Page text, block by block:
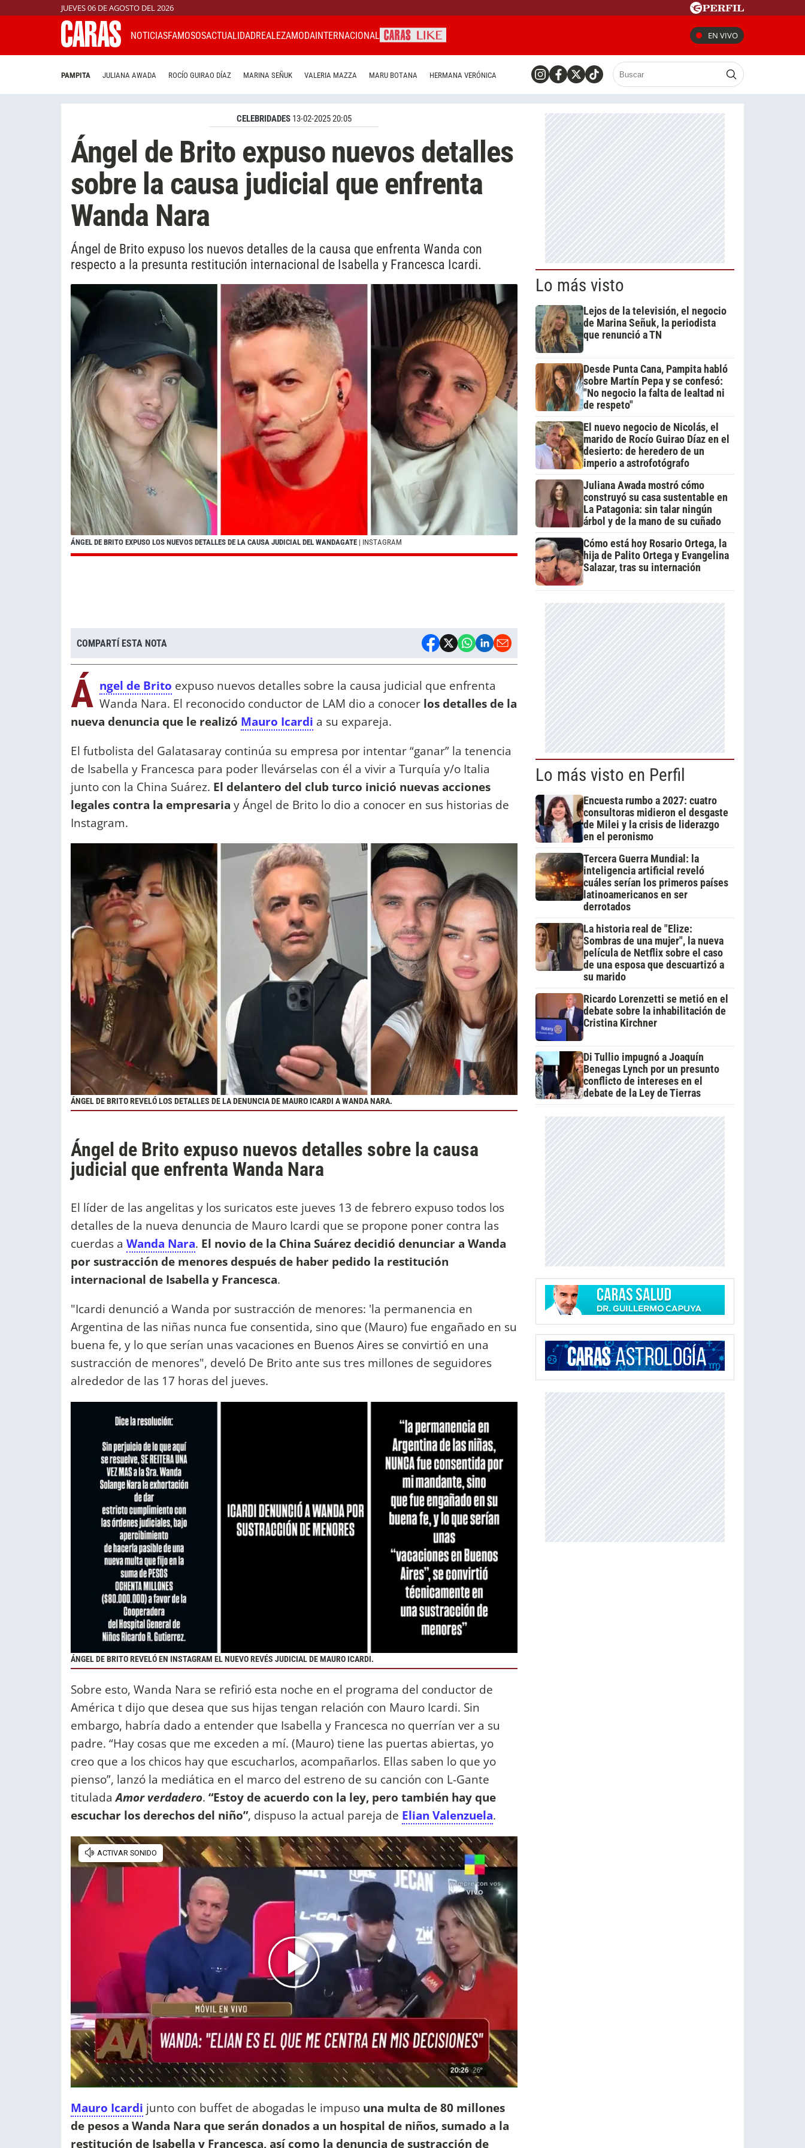
JUEVES 06 DE AGOSTO DEL 2026
NOTICIASFAMOSOSACTUALIDADREALEZAMODAINTERNACIONAL EN VIVO
PAMPITA JULIANA AWADA ROCÍO GUIRAO DÍAZ MARINA SEÑUK VALERIA MAZZA MARU BOTANA HERMANA VERÓNICA
CELEBRIDADES 13-02-2025 20:05
Ángel de Brito expuso nuevos detalles
sobre la causa judicial que enfrenta
Wanda Nara
Ángel de Brito expuso los nuevos detalles de la causa que enfrenta Wanda con
respecto a la presunta restitución internacional de Isabella y Francesca Icardi.
ÁNGEL DE BRITO EXPUSO LOS NUEVOS DETALLES DE LA CAUSA JUDICIAL DEL WANDAGATE | INSTAGRAM
COMPARTÍ ESTA NOTA
Á ngel de Brito expuso nuevos detalles sobre la causa judicial que enfrenta
Wanda Nara. El reconocido conductor de LAM dio a conocer los detalles de la
nueva denuncia que le realizó Mauro Icardi a su expareja.
El futbolista del Galatasaray continúa su empresa por intentar “ganar” la tenencia
de Isabella y Francesca para poder llevárselas con él a vivir a Turquía y/o Italia
junto con la China Suárez. El delantero del club turco inició nuevas acciones
legales contra la empresaria y Ángel de Brito lo dio a conocer en sus historias de
Instagram.
ÁNGEL DE BRITO REVELÓ LOS DETALLES DE LA DENUNCIA DE MAURO ICARDI A WANDA NARA.
Ángel de Brito expuso nuevos detalles sobre la causa
judicial que enfrenta Wanda Nara
El líder de las angelitas y los suricatos este jueves 13 de febrero expuso todos los
detalles de la nueva denuncia de Mauro Icardi que se propone poner contra las
cuerdas a Wanda Nara. El novio de la China Suárez decidió denunciar a Wanda
por sustracción de menores después de haber pedido la restitución
internacional de Isabella y Francesca.
"Icardi denunció a Wanda por sustracción de menores: 'la permanencia en
Argentina de las niñas nunca fue consentida, sino que (Mauro) fue engañado en su
buena fe, y lo que serían unas vacaciones en Buenos Aires se convirtió en una
sustracción de menores", develó De Brito ante sus tres millones de seguidores
alrededor de las 17 horas del jueves.
ÁNGEL DE BRITO REVELÓ EN INSTAGRAM EL NUEVO REVÉS JUDICIAL DE MAURO ICARDI.
Sobre esto, Wanda Nara se refirió esta noche en el programa del conductor de
América t dijo que desea que sus hijas tengan relación con Mauro Icardi. Sin
embargo, habría dado a entender que Isabella y Francesca no querrían ver a su
padre. “Hay cosas que me exceden a mí. (Mauro) tiene las puertas abiertas, yo
creo que a los chicos hay que escucharlos, acompañarlos. Ellas saben lo que yo
pienso”, lanzó la mediática en el marco del estreno de su canción con L-Gante
tituladaAmor verdadero. “Estoy de acuerdo con la ley, pero también hay que
escuchar los derechos del niño”, dispuso la actual pareja de Elian Valenzuela.
Mauro Icardi junto con buffet de abogadas le impuso una multa de 80 millones
de pesos a Wanda Nara que serán donados a un hospital de niños, sumado a la
restitución de Isabella y Francesca, así como la denuncia de sustracción de
Lo más visto
Lejos de la televisión, el negocio
de Marina Señuk, la periodista
que renunció a TN
Desde Punta Cana, Pampita habló
sobre Martín Pepa y se confesó:
"No negocio la falta de lealtad ni
de respeto"
El nuevo negocio de Nicolás, el
marido de Rocío Guirao Díaz en el
desierto: de heredero de un
imperio a astrofotógrafo
Juliana Awada mostró cómo
construyó su casa sustentable en
La Patagonia: sin talar ningún
árbol y de la mano de su cuñado
Cómo está hoy Rosario Ortega, la
hija de Palito Ortega y Evangelina
Salazar, tras su internación
Lo más visto en Perfil
Encuesta rumbo a 2027: cuatro
consultoras midieron el desgaste
de Milei y la crisis de liderazgo
en el peronismo
Tercera Guerra Mundial: la
inteligencia artificial reveló
cuáles serían los primeros países
latinoamericanos en ser
derrotados
La historia real de "Elize:
Sombras de una mujer", la nueva
película de Netflix sobre el caso
de una esposa que descuartizó a
su marido
Ricardo Lorenzetti se metió en el
debate sobre la inhabilitación de
Cristina Kirchner
Di Tullio impugnó a Joaquín
Benegas Lynch por un presunto
conflicto de intereses en el
debate de la Ley de Tierras